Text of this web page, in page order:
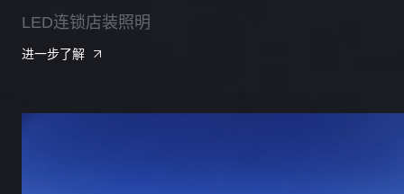
LED连锁店装照明
进一步了解